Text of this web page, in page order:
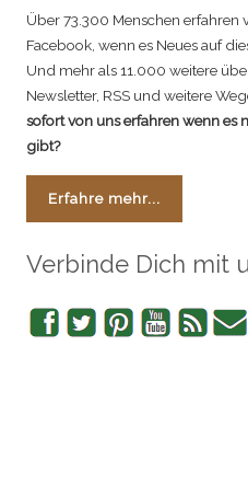
Über 73.300 Menschen erfahren
Facebook, wenn es Neues auf
Und mehr als 11.000 weitere
Newsletter, RSS und weitere
sofort von uns erfahren wenn es
gibt?
Erfahre mehr...
Verbinde Dich mit
Facebook
TwitterPinterestYouTubeRSS